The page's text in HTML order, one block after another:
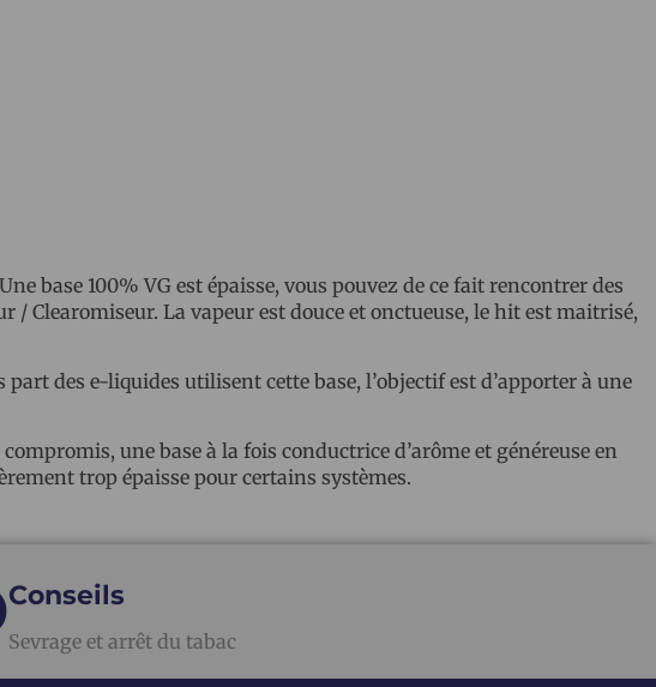
base 100% VG est épaisse, vous pouvez de ce fait rencontrer des
Clearomiseur. La vapeur est douce et onctueuse, le hit est maitrisé,
des e-liquides utilisent cette base, l’objectif est d’apporter à une
une base à la fois conductrice d’arôme et généreuse en
trop épaisse pour certains systèmes.
Conseils
Sevrage et arrêt du tabac